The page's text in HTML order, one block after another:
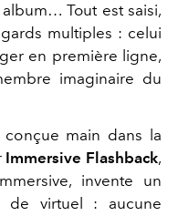
album… Tout est saisi,
multiples : celui
en première ligne,
imaginaire du
main dans la
Immersive Flashback,
invente un
de virtuel : aucune